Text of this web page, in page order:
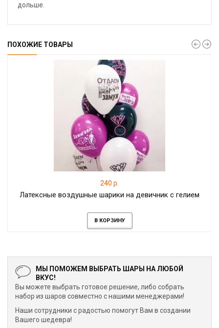
дольше.
ПОХОЖИЕ ТОВАРЫ
240 р.
Латексные воздушные шарики на девичник с гелием
В КОРЗИНУ
МЫ ПОМОЖЕМ ВЫБРАТЬ ШАРЫ НА ЛЮБОЙ
ВКУС!
Вы можете выбрать готовое решение, либо собрать
набор из шаров совместно с нашими менеджерами!
Наши сотрудники с радостью помогут Вам в создании
Вашего шедевра!